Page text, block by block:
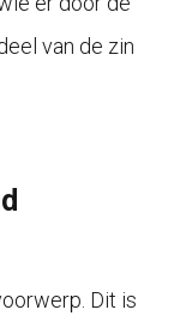
van de zin
Dit is